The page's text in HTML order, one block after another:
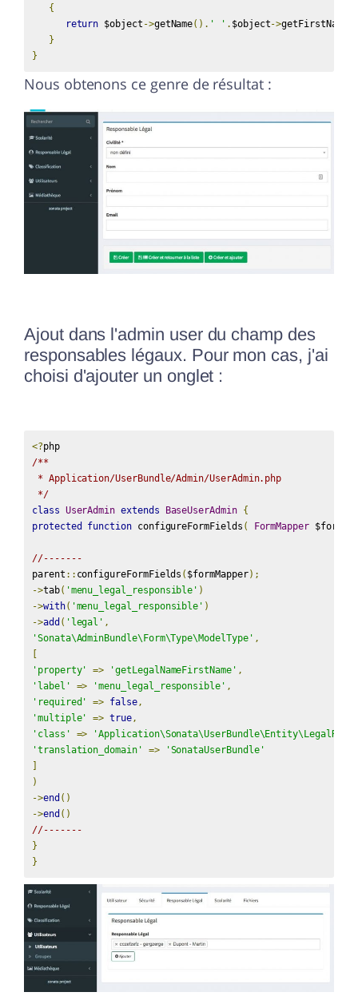
{
return $object ->getName(). ' ' . $object->getFirstName
}
}
Nous obtenons ce genre de résultat :
Ajout dans l'admin user du champ des
responsables légaux. Pour mon cas, j'ai
choisi d'ajouter un onglet :
<?
php
/**
* Application/UserBundle/Admin/UserAdmin.php
*/
class UserAdmin extends BaseUserAdmin {
protected
function configureFormFields ( FormMapper
//-------
parent :: configureFormFields ( $formMapper);
->tab( 'menu_legal_responsible' )
->with( 'menu_legal_responsible' )
->add ( 'legal' ,
'Sonata\AdminBundle\Form\Type\ModelType' ,
'property'
=> 'getLegalNameFirstName' ,
'label'
=> 'menu_legal_responsible' ,
'required'
=> false,
'multiple'
=> true,
'class'
=>
'translation_domain'
=>
'SonataUserBundle'
)
->end ()
->end ()
//-------
}
}